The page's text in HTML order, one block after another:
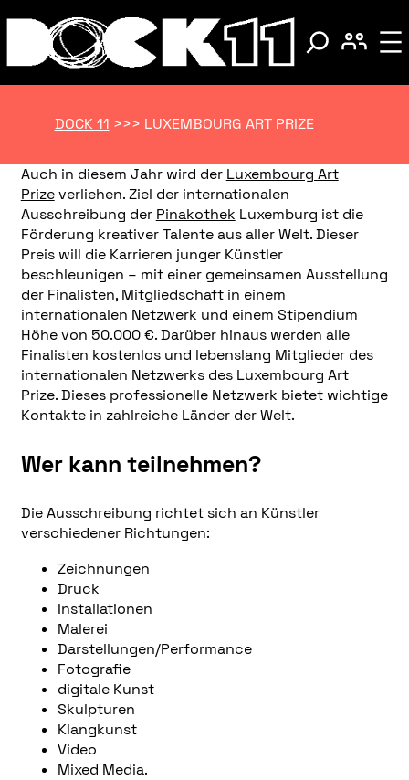
DOCK 11 >>> LUXEMBOURG ART PRIZE
Auch in diesem Jahr wird der Luxembourg Art
Prizeverliehen. Ziel der internationalen
Ausschreibung der Pinakothek Luxemburg ist die
Förderung kreativer Talente aus aller Welt. Dieser
Preis will die Karrieren junger Künstler
beschleunigen – mit einer gemeinsamen Ausstellung
der Finalisten, Mitgliedschaft in einem
internationalen Netzwerk und einem Stipendium
Höhe von 50.000 €. Darüber hinaus werden alle
Finalisten kostenlos und lebenslang Mitglieder des
internationalen Netzwerks des Luxembourg Art
Prize. Dieses professionelle Netzwerk bietet wichtige
Kontakte in zahlreiche Länder der Welt.
Wer kann teilnehmen?
Die Ausschreibung richtet sich an Künstler
verschiedener Richtungen:
Zeichnungen
Druck
Installationen
Malerei
Darstellungen/Performance
Fotografie
digitale Kunst
Skulpturen
Klangkunst
Video
Mixed Media.